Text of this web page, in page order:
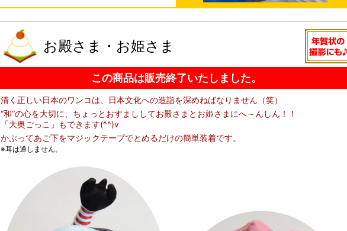
お殿さま・お姫さま
この商品は販売終了いたしました。
清く正しい日本のワンコは、日本文化への造詣を深めねばなりません（笑）
“和”の心を大切に、ちょっとおすまししてお殿さまとお姫さまにへ～んしん！！
「大奥ごっこ」もできます(^^)v
かぶってあご下をマジックテープでとめるだけの簡単装着です。
※耳は通しません。